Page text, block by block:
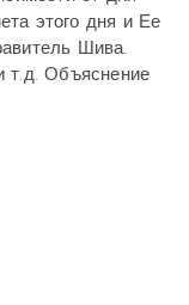
этого дня и Ее
Шива.
т.д. Объяснение